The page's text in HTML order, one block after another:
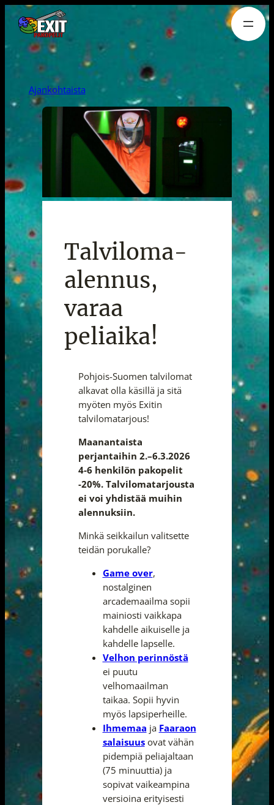
Siirry
sisältöön
Ajankohtaista
Talviloma-
alennus,
varaa
peliaika!
Pohjois-Suomen talvilomat
alkavat olla käsillä ja sitä
myöten myös Exitin
talvilomatarjous!
Maanantaista
perjantaihin 2.–6.3.2026
4-6 henkilön pakopelit
-20%. Talvilomatarjousta
ei voi yhdistää muihin
alennuksiin.
Minkä seikkailun valitsette
teidän porukalle?
Game over,
nostalginen
arcademaailma sopii
mainiosti vaikkapa
kahdelle aikuiselle ja
kahdelle lapselle.
Velhon perinnöstä
ei puutu
velhomaailman
taikaa. Sopii hyvin
myös lapsiperheille.
Ihmemaa ja Faaraon
salaisuus ovat vähän
pidempiä peliajaltaan
(75 minuuttia) ja
sopivat vaikeampina
versioina erityisesti